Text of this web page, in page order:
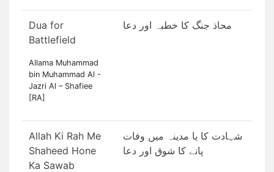
Dua for
Battlefield
Allama Muhammad
bin Muhammad Al -
Jazri Al – Shafiee
[RA]
محاذ جنگ کا خطبہ اور دعا
Allah Ki Rah Me
Shaheed Hone
Ka Sawab
شہادت کا یا مدینہ میں وفات
پانے کا شوق اور دعا